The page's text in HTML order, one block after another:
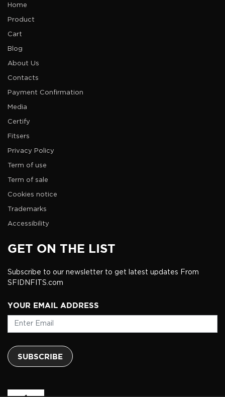
Home
Product
Cart
Blog
About Us
Contacts
Payment Confirmation
Media
Certify
Fitsers
Privacy Policy
Term of use
Term of sale
Cookies notice
Trademarks
Accessibility
GET ON THE LIST
Subscribe to our newsletter to get latest updates From
SFIDNFITS.com
YOUR EMAIL ADDRESS
SUBSCRIBE